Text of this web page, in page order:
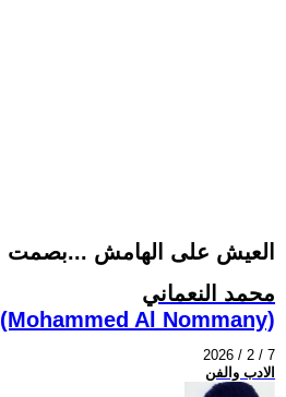
العيش على الهامش ...بصمت
محمد النعماني
(Mohammed Al Nommany)
2026 / 2 / 7
الادب والفن